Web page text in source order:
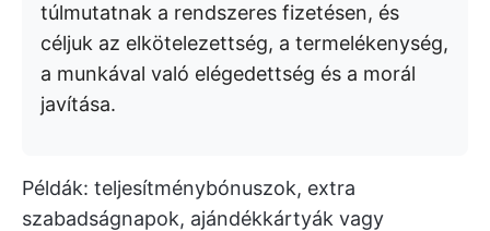
túlmutatnak a rendszeres fizetésen, és
céljuk az elkötelezettség, a termelékenység,
a munkával való elégedettség és a morál
javítása.
Példák: teljesítménybónuszok, extra
szabadságnapok, ajándékkártyák vagy